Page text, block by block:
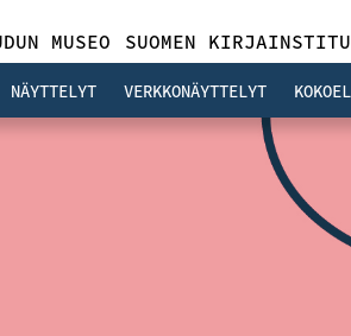
MUSEO SUOMEN
NÄYTTELYT VERKKONÄYTTELYT